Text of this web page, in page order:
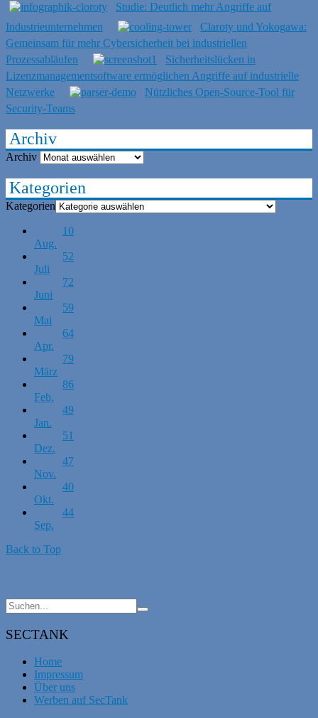
Studie: Deutlich mehr Angriffe auf
Industrieunternehmen
Claroty und Yokogawa:
Gemeinsam für mehr Cybersicherheit bei industriellen
Prozessabläufen
Sicherheitslücken in
Lizenzmanagementsoftware ermöglichen Angriffe auf industrielle
Netzwerke
Nützliches Open-Source-Tool für
Security-Teams
Archiv
Archiv
Kategorien
Kategorien
10
Aug.
52
Juli
72
Juni
59
Mai
64
Apr.
79
März
86
Feb.
49
Jan.
51
Dez.
47
Nov.
40
Okt.
44
Sep.
Back to Top
SECTANK
Home
Impressum
Über uns
Werben auf SecTank